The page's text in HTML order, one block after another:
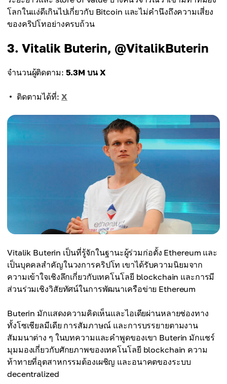
โลกในแง่ดีเกินไปเกี่ยวกับ Bitcoin และไม่คำนึงถึงความเสี่ยง
ของคริปโทอย่างครบถ้วน
3. Vitalik Buterin, @VitalikButerin
จำนวนผู้ติดตาม: 5.3M บน X
ติดตามได้ที่: X
Vitalik Buterin เป็นที่รู้จักในฐานะผู้ร่วมก่อตั้ง Ethereum และ
เป็นบุคคลสำคัญในวงการคริปโท เขาได้รับความนิยมจาก
ความเข้าใจเชิงลึกเกี่ยวกับเทคโนโลยี blockchain และการมี
ส่วนร่วมเชิงวิสัยทัศน์ในการพัฒนาเครือข่าย Ethereum
Buterin มักแสดงความคิดเห็นและไอเดียผ่านหลายช่องทาง
ทั้งโซเชียลมีเดีย การสัมภาษณ์ และการบรรยายตามงาน
สัมมนาต่าง ๆ ในบทความและคำพูดของเขา Buterin มักแชร์
มุมมองเกี่ยวกับศักยภาพของเทคโนโลยี blockchain ความ
ท้าทายที่อุตสาหกรรมต้องเผชิญ และอนาคตของระบบ
decentralized